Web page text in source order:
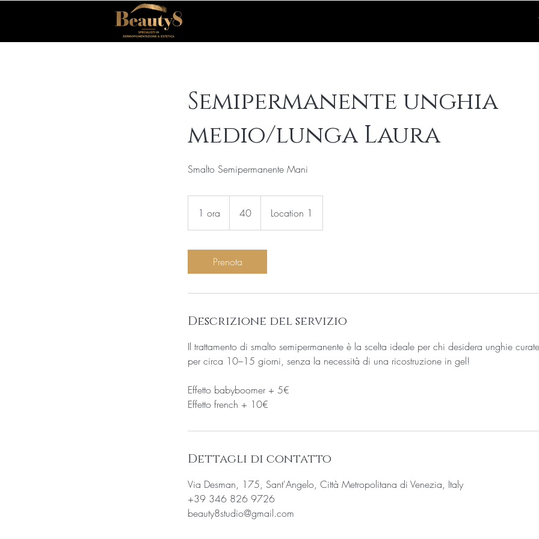
Semipermanente unghia
medio/lunga Laura
Smalto Semipermanente Mani
1 ora
o
40 Location 1
Prenota
Descrizione del servizio
Il trattamento di smalto semipermanente è la scelta ideale per chi desidera unghie
per circa 10–15 giorni, senza la necessità di una ricostruzione in gel!
Effetto babyboomer + 5€
Effetto french + 10€
Dettagli di contatto
Via Desman, 175, Sant'Angelo, Città Metropolitana di Venezia, Italy
+39 346 826 9726
beauty8studio@gmail.com